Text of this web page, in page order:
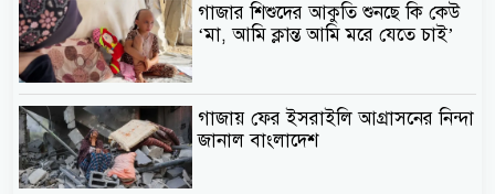
গাজার শিশুদের আকুতি শুনছে কি কেউ
‘মা, আমি ক্লান্ত আমি মরে যেতে চাই’
গাজায় ফের ইসরাইলি আগ্রাসনের নিন্দা
জানাল বাংলাদেশ